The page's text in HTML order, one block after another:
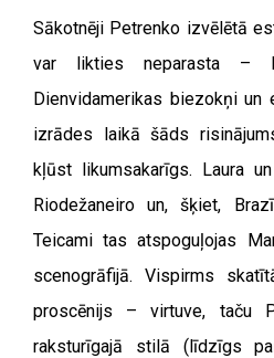
Sākotnēji Petrenko izvēlētā
var likties neparasta –
Dienvidamerikas biezokņi un
izrādes laikā šāds
kļūst likumsakarīgs. Laura
Riodežaneiro un, šķiet,
Teicami tas atspoguļojas
scenogrāfijā. Vispirms
proscēnijs – virtuve, taču
raksturīgajā stilā (līdzīgs